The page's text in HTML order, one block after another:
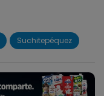
Suchitepéquez